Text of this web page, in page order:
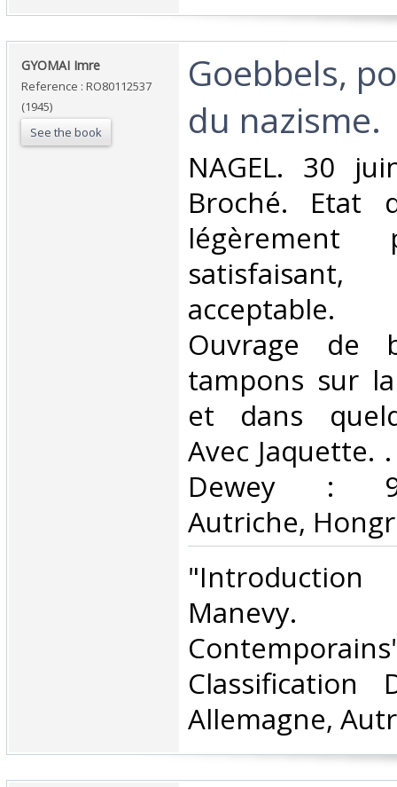
‎GYOMAI Imre‎
Reference : RO80112537
(1945)
See the book
‎Goebbels,
du nazisme.‎
‎NAGEL. 30
Broché. Etat
légèrement
Ouvrage de
tampons sur
et dans
Avec Jaquette.
Dewey :
Autriche,
‎"Introduction
Manevy.
Classification
Allemagne,